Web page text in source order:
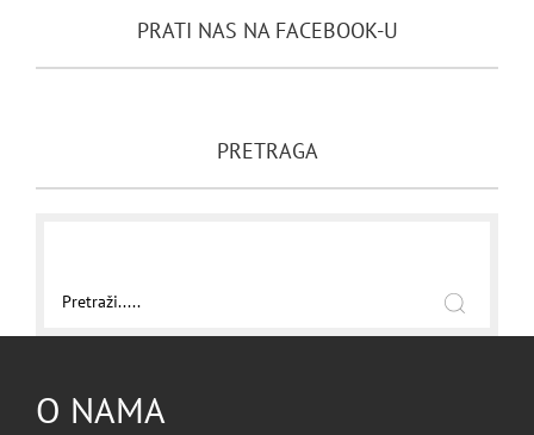
PRATI NAS NA FACEBOOK-U
PRETRAGA
O NAMA